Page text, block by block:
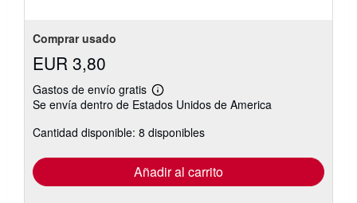
Comprar usado
EUR 3,80
Gastos de envío gratis
Más
información
las
tarifas
envío
Se envía dentro de Estados Unidos de America
Cantidad disponible: 8 disponibles
Añadir al carrito